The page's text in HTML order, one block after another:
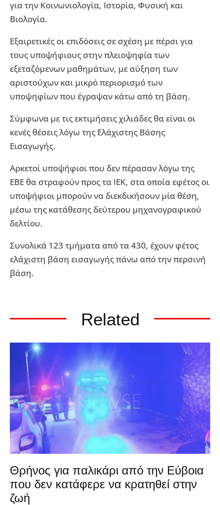
για την Κοινωνιολογία, Ιστορία, Φυσική και
Βιολογία.
Εξαιρετικές οι επιδόσεις σε σχέση με πέρσι για
τους υποψήφιους στην πλειοψηφία των
εξεταζόμενων μαθημάτων, με αύξηση των
αριστούχων και μικρό περιορισμό των
υποψηφίων που έγραψαν κάτω από τη βάση.
Σύμφωνα με τις εκτιμήσεις χιλιάδες θα είναι οι
κενές θέσεις λόγω της Ελάχιστης Βάσης
Εισαγωγής.
Αρκετοί υποψήφιοι που δεν πέρασαν λόγω της
ΕΒΕ θα στραφούν προς τα ΙΕΚ, στα οποία εφέτος οι
υποψήφιοι μπορούν να διεκδικήσουν μία θέση,
μέσω της κατάθεσης δεύτερου μηχανογραφικού
δελτίου.
Συνολικά 123 τμήματα από τα 430, έχουν φέτος
ελάχιστη βάση εισαγωγής πάνω από την περσινή
βάση.
Related
Θρήνος για παλικάρι από την Εύβοια
που δεν κατάφερε να κρατηθεί στην
ζωή